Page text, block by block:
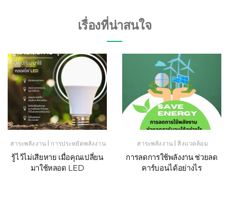
เรื่องที่น่าสนใจ
สาระพลังงาน | การประหยัดพลังงาน
รู้ไว้ไม่เสียหาย เมื่อคุณเปลี่ยน
มาใช้หลอด LED
สาระพลังงาน | สิ่งแวดล้อม
การลดการใช้พลังงาน ช่วยลด
คาร์บอนได้อย่างไร